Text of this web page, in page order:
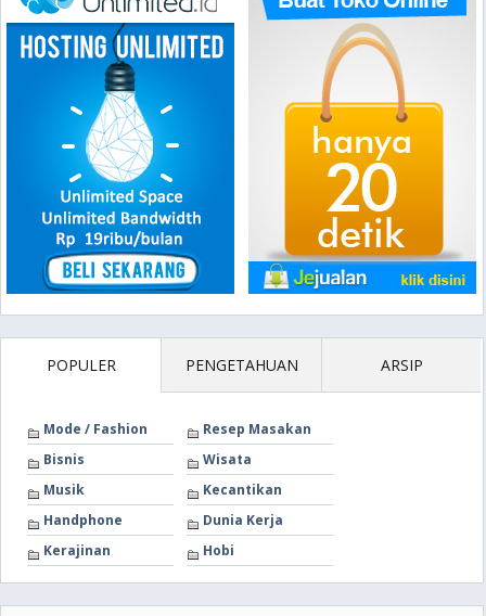
POPULER PENGETAHUAN ARSIP
Mode / Fashion
Resep Masakan
Bisnis
Wisata
Musik
Kecantikan
Handphone
Dunia Kerja
Kerajinan
Hobi